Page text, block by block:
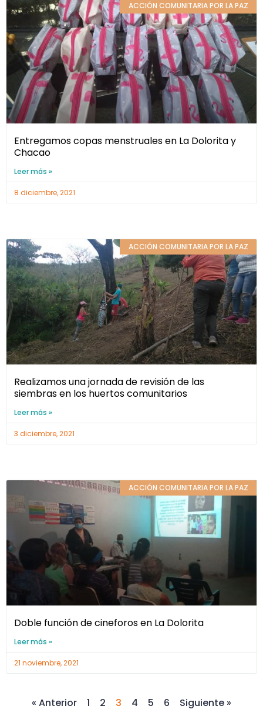
ACCIÓN COMUNITARIA POR LA PAZ
Entregamos copas menstruales en La Dolorita y
Chacao
Leer más »
8 diciembre, 2021
ACCIÓN COMUNITARIA POR LA PAZ
Realizamos una jornada de revisión de las
siembras en los huertos comunitarios
Leer más »
3 diciembre, 2021
ACCIÓN COMUNITARIA POR LA PAZ
Doble función de cineforos en La Dolorita
Leer más »
21 noviembre, 2021
« Anterior 1 2 3 4 5 6 Siguiente »